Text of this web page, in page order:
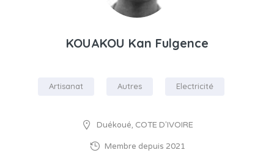
Artisanat Autres Electricité
KOUAKOU Kan Fulgence
Duékoué, COTE D'IVOIRE
Membre depuis 2021